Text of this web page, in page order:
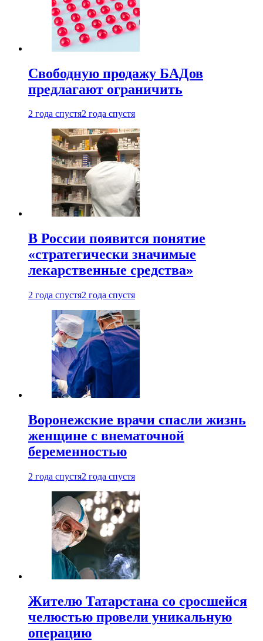
Свободную продажу БАДов
предлагают ограничить
2 года спустя2 года спустя
В России появится понятие
«стратегически значимые
лекарственные средства»
2 года спустя2 года спустя
Воронежские врачи спасли жизнь
женщине с внематочной
беременностью
2 года спустя2 года спустя
Жителю Татарстана со сросшейся
челюстью провели уникальную
операцию